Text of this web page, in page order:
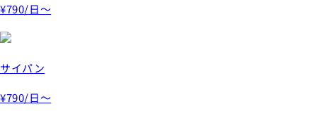
¥790/日～
サイパン
¥790/日～